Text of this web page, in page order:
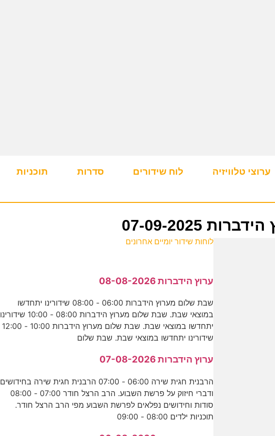
ערוצי טלוויזיה לוח שידורים סדרות תוכניות
07-09-2025
לוחות שידור יומיים אחרונים
ערוץ הידברות 08-08-2026
שבת שלום מערוץ הידברות 06:00 - 08:00 שידורינו יתחדשו
במוצאי שבת. שבת שלום מערוץ הידברות 08:00 - 10:00 שידורינו
יתחדשו במוצאי שבת. שבת שלום מערוץ הידברות 10:00 - 12:00
שידורינו יתחדשו במוצאי שבת. שבת שלום
ערוץ הידברות 07-08-2026
הרבנית חגית שירה 06:00 - 07:00 הרבנית חגית שירה בחידושים
ודברי חיזוק על פרשת השבוע. הרב הרצל חודר 07:00 - 08:00
סודות וחידושים נפלאים לפרשת השבוע מפי הרב הרצל חודר.
תוכניות ילדים 08:00 - 09:00